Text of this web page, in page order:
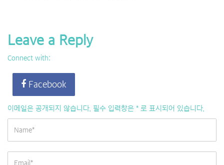
Leave a Reply
Connect with:
Facebook
이메일은 공개되지 않습니다. 필수 입력창은 * 로 표시되어 있습니다.